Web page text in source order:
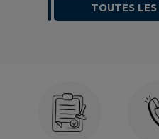
TOUTES